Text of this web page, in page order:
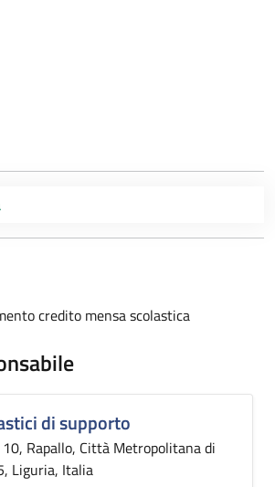
credito mensa scolastica
di supporto
Rapallo, Città Metropolitana di
Liguria, Italia